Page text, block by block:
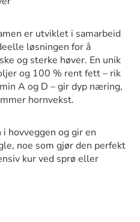
er utviklet i samarbeid
løsningen for å
og sterke høver. En unik
og 100 % rent fett – rik
A og D – gir dyp næring,
hornvekst.
hovveggen og gir en
noe som gjør den perfekt
kur ved sprø eller